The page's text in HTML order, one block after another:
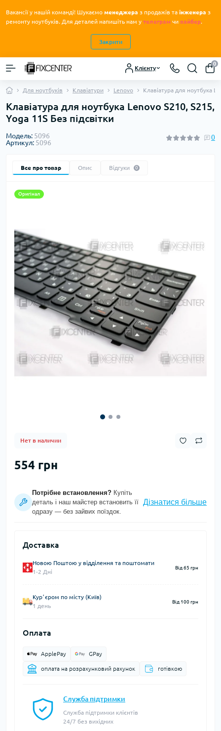
Вакансії у нашій команді! Шукаємо менеджера з продажів та інженера з
ремонту ноутбуків. Для деталей напишіть нам у телеграм чи вайбер.
Закрити
Клієнту
0
Для ноутбуків Клавіатури Lenovo Клавіатура для ноутбука
Клавіатура для ноутбука Lenovo S210, S215,
Yoga 11S Без підсвітки
Модель: 5096
Артикул: 5096
0
Все про товар Опис Відгуки 0
Оригінал
Нет в наличии
554 грн
Потрібне встановлення? Купіть
деталь і наш майстер встановить її
одразу — без зайвих поїздок.
Дізнатися більше
Доставка
Новою Поштою у відділення та поштомати
1-2 Дні
Від 65 грн
Курʼєром по місту (Київ)
1 день
Від 100 грн
Оплата
ApplePay GPay
оплата на розрахунковий рахунок готівкою
Служба підтримки
Служба підтримки клієнтів
24/7 без вихідних